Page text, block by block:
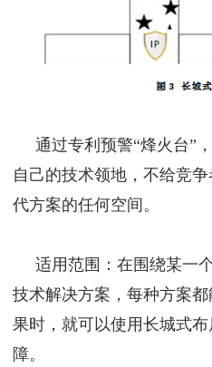
通过专利预警“烽火台”
自己的技术领地，不给竞
代方案的任何空间。
适用范围：在围绕某一
技术解决方案，每种方案
果时，就可以使用长城式
障。